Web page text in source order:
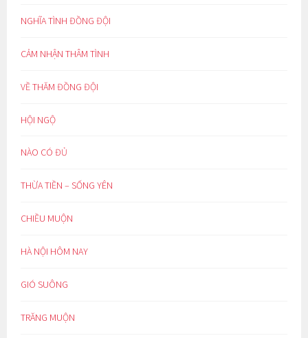
NGHĨA TÌNH ĐỒNG ĐỘI
CẢM NHẬN THÂM TÌNH
VỀ THĂM ĐỒNG ĐỘI
HỘI NGỘ
NÀO CÓ ĐỦ
THỪA TIỀN – SỐNG YÊN
CHIỀU MUỘN
HÀ NỘI HÔM NAY
GIÓ SUÔNG
TRĂNG MUỘN